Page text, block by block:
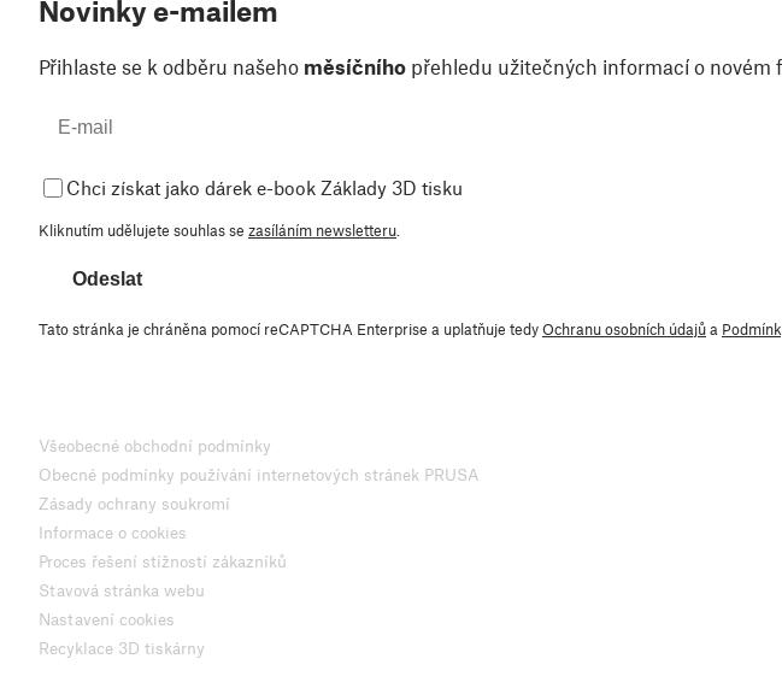
Novinky e-mailem
Přihlaste se k odběru našeho měsíčního přehledu užitečných informací o novém
Chci získat jako dárek e-book Základy 3D tisku
Kliknutím udělujete souhlas se zasíláním newsletteru
Odeslat
Tato stránka je chráněna pomocí reCAPTCHA Enterprise a uplatňuje tedyOchranu osobních údajůa
Všeobecné obchodní podmínky
Obecné podmínky používání internetových stránek PRUSA
Zásady ochrany soukromí
Informace o cookies
Proces řešení stížností zákazníků
Stavová stránka webu
Nastavení cookies
Recyklace 3D tiskárny